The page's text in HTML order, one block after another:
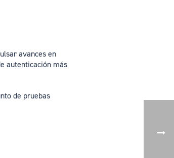
avances en
autenticación más
de pruebas